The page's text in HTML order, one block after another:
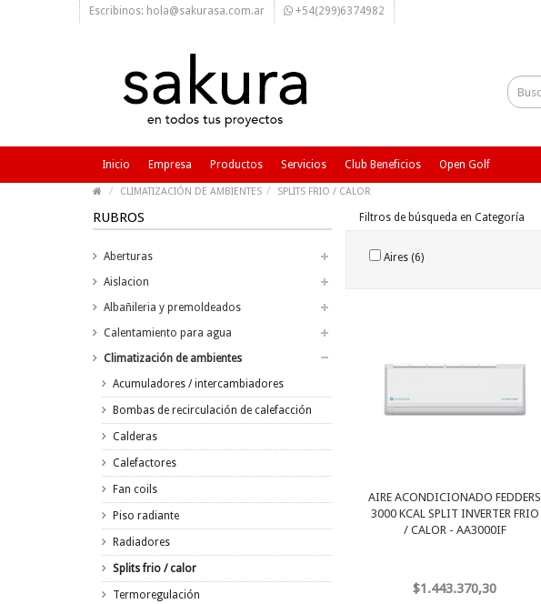
Escribinos: hola@sakurasa.com.ar +54(299)6374982
Inicio Empresa Productos Servicios Club Beneficios Open Golf
CLIMATIZACIÓN DE AMBIENTES SPLITS FRIO / CALOR
RUBROS
Aberturas
Aislacion
Albañileria y premoldeados
Calentamiento para agua
Climatización de ambientes
Acumuladores / intercambiadores
Bombas de recirculación de calefacción
Calderas
Calefactores
Fan coils
Piso radiante
Radiadores
Splits frio / calor
Termoregulación
Filtros de búsqueda en Categoría
Aires (6)
AIRE ACONDICIONADO FEDDERS
3000 KCAL SPLIT INVERTER FRIO
/ CALOR - AA3000IF
$1.443.370,30